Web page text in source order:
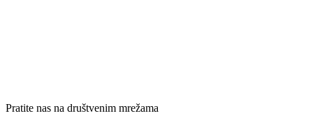
Pratite nas na društvenim mrežama